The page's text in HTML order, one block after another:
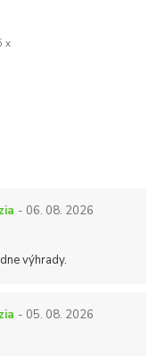
x
- 06. 08. 2026
výhrady.
- 05. 08. 2026